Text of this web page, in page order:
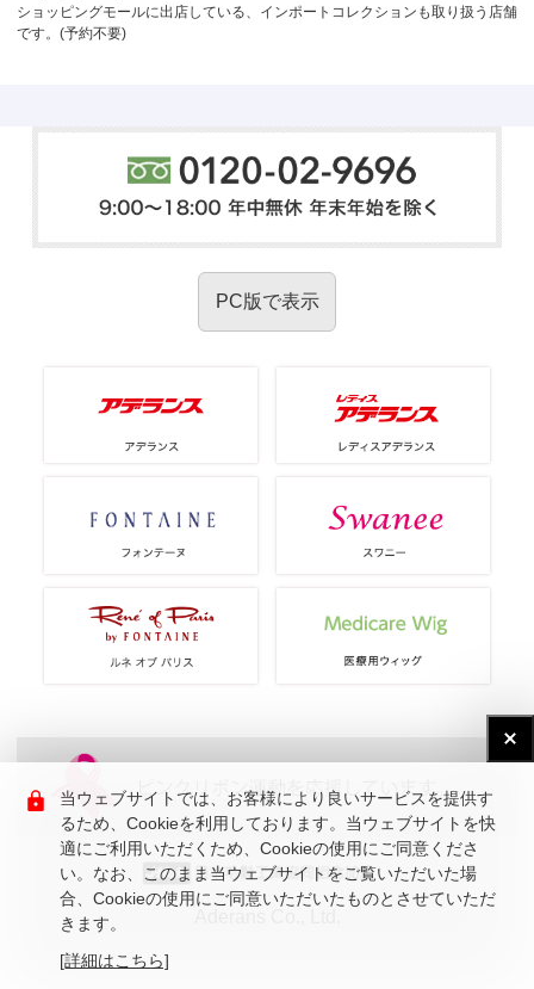
ショッピングモールに出店している、インポートコレクションも取り扱う店舗
です。(予約不要)
PC版で表示
当ウェブサイトでは、お客様により良いサービスを提供す
るため、Cookieを利用しております。当ウェブサイトを快
適にご利用いただくため、Cookieの使用にご同意くださ
い。なお、このまま当ウェブサイトをご覧いただいた場
合、Cookieの使用にご同意いただいたものとさせていただ
きます。
[詳細はこちら]